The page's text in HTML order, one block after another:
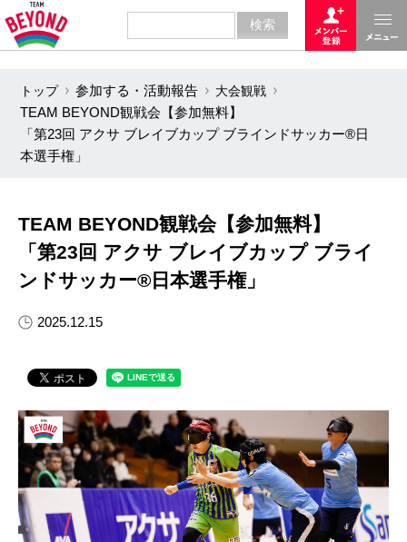
トップ 参加する・活動報告
大会観戦
TEAM BEYOND観戦会【参加無料】
「第23回 アクサ ブレイブカップ ブラインドサッカー®日
本選手権」 ​
TEAM BEYOND観戦会【参加無料】
「第23回 アクサ ブレイブカップ ブライ
ンドサッカー®日本選手権」 ​
2025.12.15